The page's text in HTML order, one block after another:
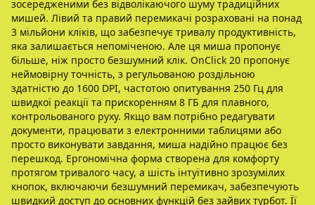
зосередженими без відволікаючого шуму традиційних
мишей. Лівий та правий перемикачі розраховані на понад
3 мільйони кліків, що забезпечує тривалу продуктивність,
яка залишається непоміченою. Але ця миша пропонує
більше, ніж просто безшумний клік. OnClick 20 пропонує
неймовірну точність, з регульованою роздільною
здатністю до 1600 DPI, частотою опитування 250 Гц для
швидкої реакції та прискоренням 8 ГБ для плавного,
контрольованого руху. Якщо вам потрібно редагувати
документи, працювати з електронними таблицями або
просто виконувати завдання, миша надійно працює без
перешкод. Ергономічна форма створена для комфорту
протягом тривалого часу, а шість інтуїтивно зрозумілих
кнопок, включаючи безшумний перемикач, забезпечують
швидкий доступ до основних функцій без зайвих турбот. Її